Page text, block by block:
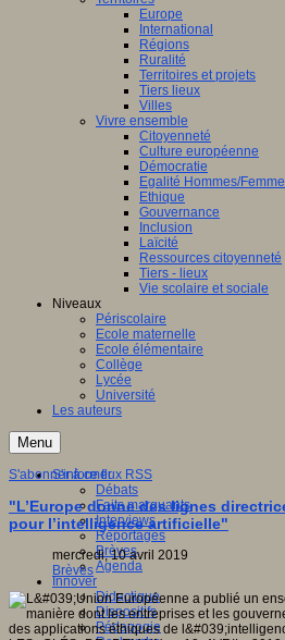
Europe
International
Régions
Ruralité
Territoires et projets
Tiers lieux
Villes
Vivre ensemble
Citoyenneté
Culture européenne
Démocratie
Egalité Hommes/
Ethique
Gouvernance
Inclusion
Laïcité
Ressources citoyenneté
Tiers - lieux
Vie scolaire et sociale
Niveaux
Périscolaire
Ecole maternelle
Ecole élémentaire
Collège
Lycée
Université
Les auteurs
Menu
S'informer
Débats
Faits marquants
Interviews
Reportages
Brèves
Agenda
Innover
Didactique
Dispositifs
Pédagogie
S'abonner à ce flux RSS
"L’Europe donne des lignes
pour l’intelligence artificielle"
mercredi, 10 avril 2019
Brèves